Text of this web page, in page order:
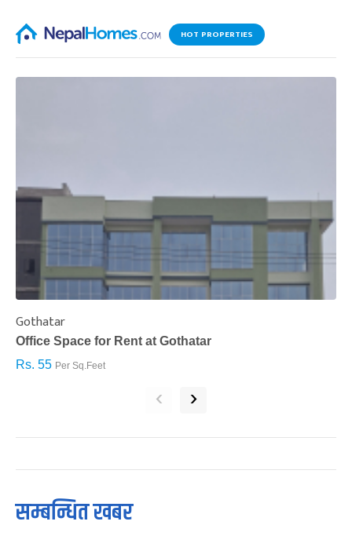
HOT PROPERTIES
Gothatar
Office Space for Rent at Gothatar
Rs. 55 Per Sq.Feet
‹ ›
सम्बन्धित खबर